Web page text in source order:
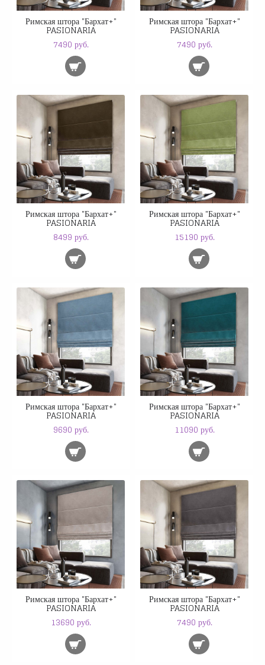
Римская штора "Бархат+"
PASIONARIA
7490 руб.
Римская штора "Бархат+"
PASIONARIA
7490 руб.
Римская штора "Бархат+"
PASIONARIA
8499 руб.
Римская штора "Бархат+"
PASIONARIA
15190 руб.
Римская штора "Бархат+"
PASIONARIA
9690 руб.
Римская штора "Бархат+"
PASIONARIA
11090 руб.
Римская штора "Бархат+"
PASIONARIA
13690 руб.
Римская штора "Бархат+"
PASIONARIA
7490 руб.